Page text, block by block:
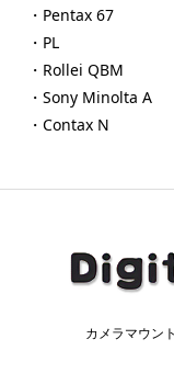
・Pentax 67
・PL
・Rollei QBM
・Sony Minolta A
・Contax N
カメラマウン